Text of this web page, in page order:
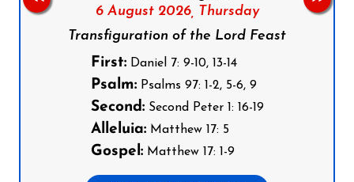
6 August 2026, Thursday
Transfiguration of the Lord Feast
First:Daniel 7: 9-10, 13-14
Psalm:Psalms 97: 1-2, 5-6, 9
Second:Second Peter 1: 16-19
Alleluia:Matthew 17: 5
Gospel:Matthew 17: 1-9